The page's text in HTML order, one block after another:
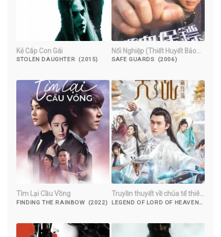
Kẻ Cắp Con Gái
STOLEN DAUGHTER (2015)
Nối Nghiệp (Thiết Huyết Bảo
Tiêu)
SAFE GUARDS (2006)
Tìm Lại Cầu Vồng
FINDING THE RAINBOW (2022)
Truyền thuyết về chúa tể thiên
đường
LEGEND OF LORD OF HEAVEN